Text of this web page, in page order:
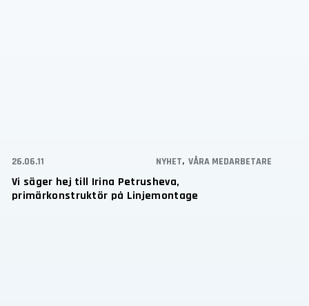
Vi säger hej till Irina Petrusheva,
primärkonstruktör på Linjemontage
26.06.11 NYHET, VÅRA MEDARBETARE